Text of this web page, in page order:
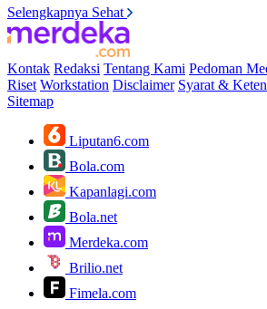
Selengkapnya Sehat
Kontak Redaksi Tentang Kami Pedoman
Riset Workstation Disclaimer Syarat &
Sitemap
Liputan6.com
Bola.com
Kapanlagi.com
Bola.net
Merdeka.com
Brilio.net
Fimela.com